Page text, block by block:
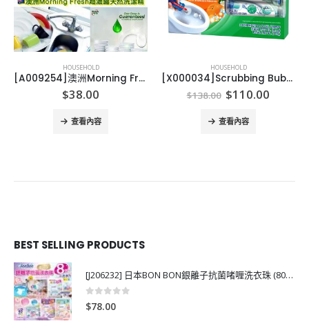
HOUSEHOLD
[A009254]澳洲Morning Fresh超濃縮天然洗潔精
$38.00
查看內容
HOUSEHOLD
[X000034]Scrubbing Bubbles Toilet Gel (2 dispensers + 30 gel discs)
$138.00 Original
price
was:
$138.00.
$110.00
查看內容
BEST SELLING PRODUCTS
[J206232] 日本BON BON銀離子抗菌啫喱洗衣珠 (80粒)
0out of 5
$78.00